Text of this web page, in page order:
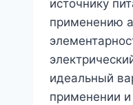
источнику
применению
идеальный
применении